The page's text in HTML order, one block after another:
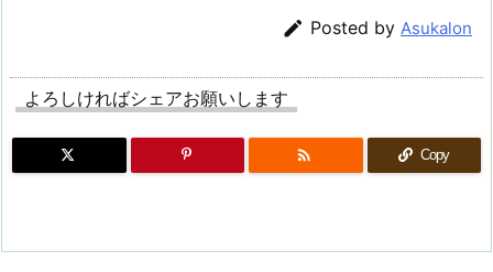
 Posted by Asukalon
よろしければシェアお願いします
 Copy